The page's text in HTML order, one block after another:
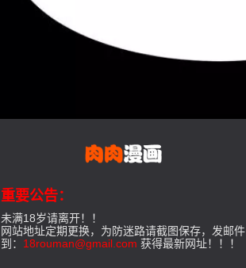
重要公告：
未满18岁请离开！！
网站地址定期更换，为防迷路请截图保存，发邮件
到： 18rouman@gmail.com 获得最新网址！！！